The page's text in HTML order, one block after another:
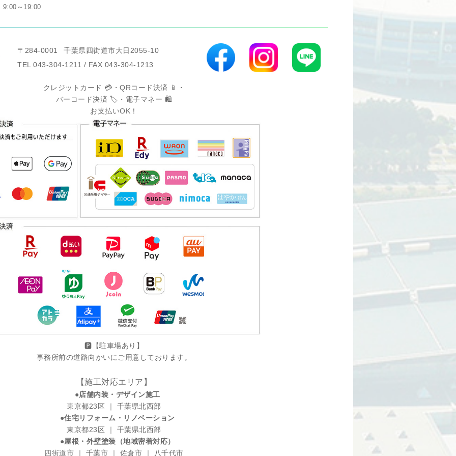
9:00～19:00
〒284-0001
千葉県四街道市大日2055-10
TEL 043-304-1211 / FAX 043-304-1213
クレジットカード 💳・QRコード決済 📱・
バーコード決済 🏷️・電子マネー 🛍️
お支払いOK！
🅿️【駐車場あり】
事務所前の道路向かいにご用意しております。
【施工対応エリア】
●店舗内装・デザイン施工
東京都23区 ｜ 千葉県北西部
●住宅リフォーム・リノベーション
東京都23区 ｜ 千葉県北西部
●屋根・外壁塗装（地域密着対応）
四街道市 ｜ 千葉市 ｜ 佐倉市 ｜ 八千代市